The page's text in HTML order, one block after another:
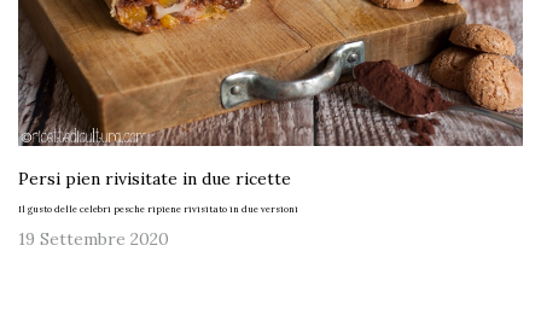
Persi pien rivisitate in due ricette
Il gusto delle celebri pesche ripiene rivisitato in due versioni
19 Settembre 2020